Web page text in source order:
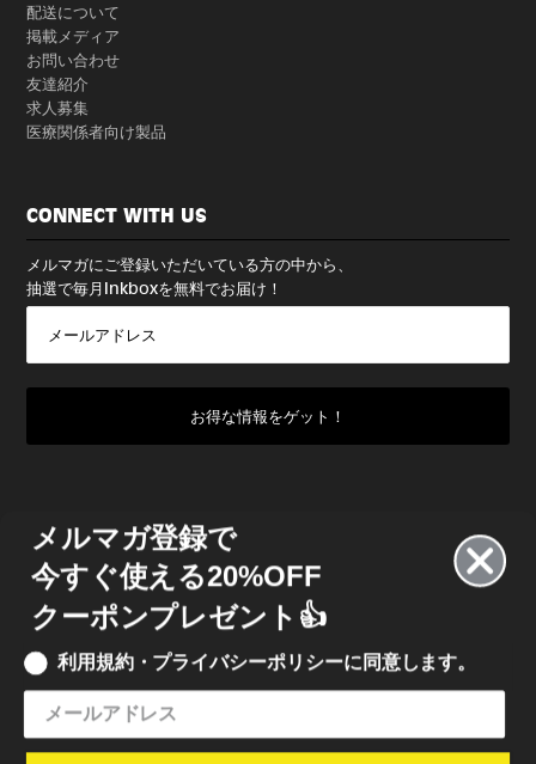
配送について
掲載メディア
お問い合わせ
友達紹介
求人募集
医療関係者向け製品
CONNECT WITH US
メルマガにご登録いただいている方の中から、
抽選で毎月Inkboxを無料でお届け！
© 2023 INKBOX JAPAN
メルマガ登録で
今すぐ使える20%OFF
クーポンプレゼント👍
利用規約・プライバシーポリシーに同意します。